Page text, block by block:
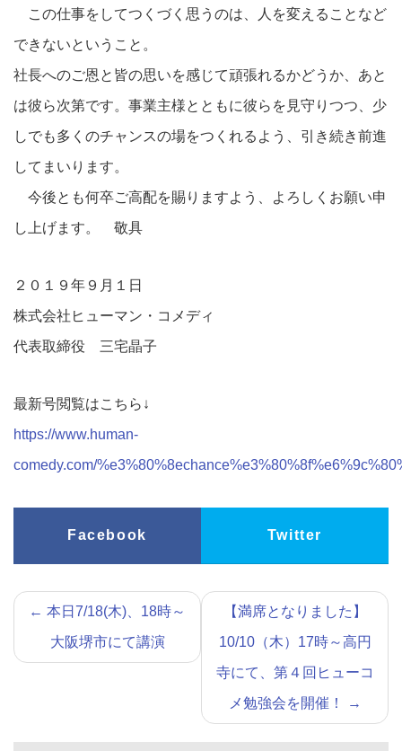
この仕事をしてつくづく思うのは、人を変えることなど
できないということ。
社長へのご恩と皆の思いを感じて頑張れるかどうか、あと
は彼ら次第です。事業主様とともに彼らを見守りつつ、少
しでも多くのチャンスの場をつくれるよう、引き続き前進
してまいります。
今後とも何卒ご高配を賜りますよう、よろしくお願い申
し上げます。 敬具
２０１９年９月１日
株式会社ヒューマン・コメディ
代表取締役 三宅晶子
最新号閲覧はこちら↓
https://www.human-
comedy.com/
Facebook Twitter
← 本日7/18(木)、18時～
大阪堺市にて講演
【満席となりました】
10/10（木）17時～高円
寺にて、第４回ヒューコ
メ勉強会を開催！
→